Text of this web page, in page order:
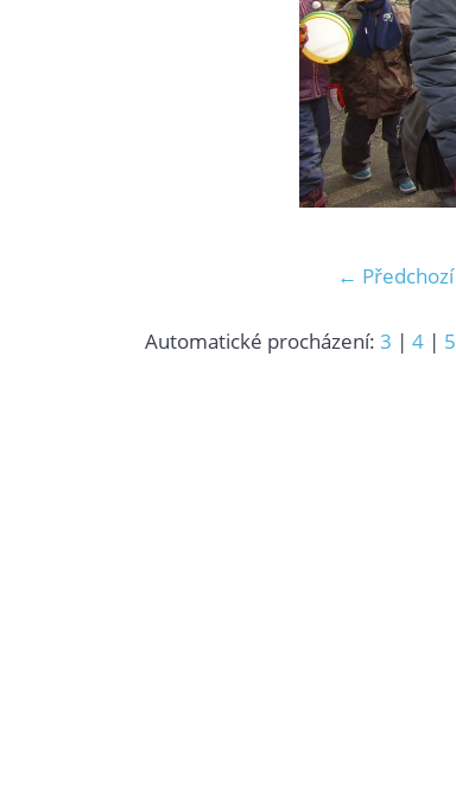
← Předchozí
Automatické procházení: 3 | 4 | 5